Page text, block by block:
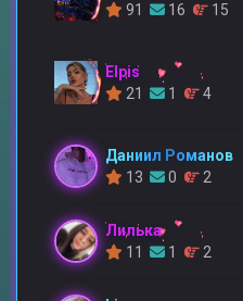
91
16 15
Elpis
21
1 4
Даниил Романов
13
0 2
Лилька
11
1 2